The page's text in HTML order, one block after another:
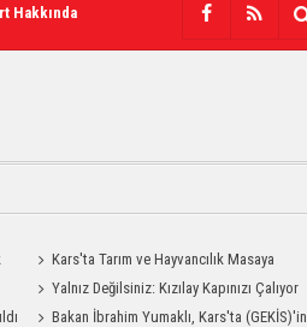
Hakkında
Kars'ta Tarım ve Hayvancılık Masaya
Yatırıldı
Yalnız Değilsiniz: Kızılay Kapınızı Çalıyor
Bakan İbrahim Yumaklı, Kars'ta (GEKİS)'in